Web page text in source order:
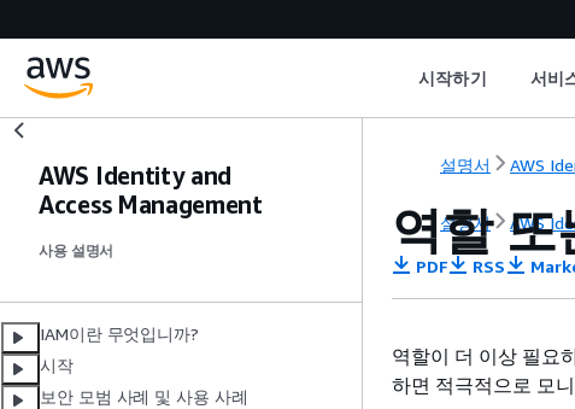
시작하기 서비
AWS Identity and
Access Management
사용 설명서
IAM이란 무엇입니까?
시작
보안 모범 사례 및 사용 사례
설명서 AWS
설명서 AWS
역할 또
PDF RSS
역할이 더 이상 필요
하면 적극적으로 모